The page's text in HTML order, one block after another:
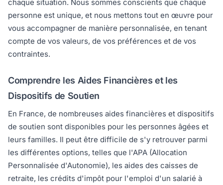
chaque situation. Nous sommes conscients que chaque
personne est unique, et nous mettons tout en œuvre pour
vous accompagner de manière personnalisée, en tenant
compte de vos valeurs, de vos préférences et de vos
contraintes.
Comprendre les Aides Financières et les
Dispositifs de Soutien
En France, de nombreuses aides financières et dispositifs
de soutien sont disponibles pour les personnes âgées et
leurs familles. Il peut être difficile de s'y retrouver parmi
les différentes options, telles que l'APA (Allocation
Personnalisée d'Autonomie), les aides des caisses de
retraite, les crédits d'impôt pour l'emploi d'un salarié à